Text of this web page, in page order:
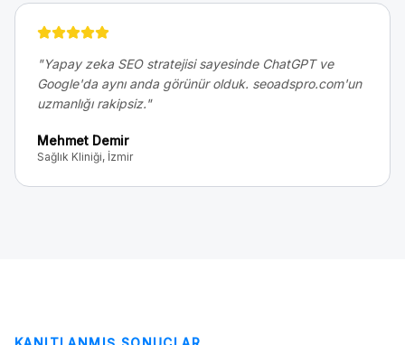
"Yapay zeka SEO stratejisi sayesinde ChatGPT ve
Google'da aynı anda görünür olduk. seoadspro.com'un
uzmanlığı rakipsiz."
Mehmet Demir
Sağlık Kliniği, İzmir